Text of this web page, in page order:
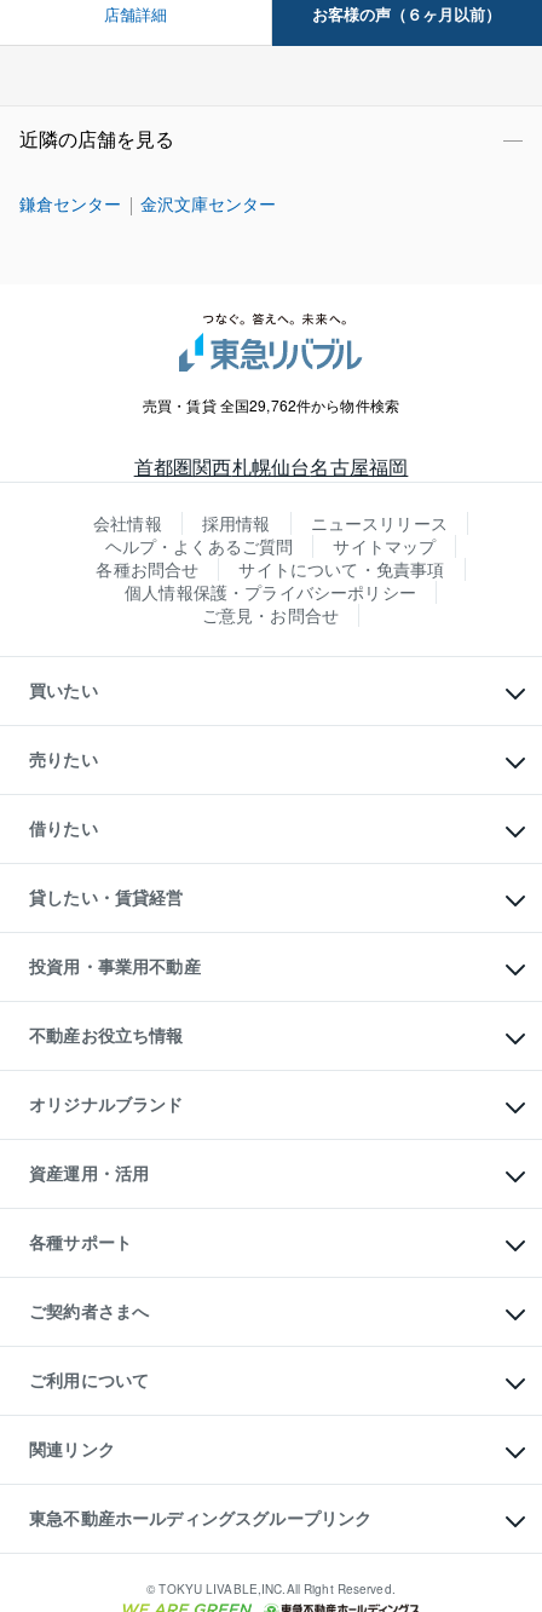
店舗詳細 お客様の声（６ヶ月以前）
近隣の店舗を見る
鎌倉センター 金沢文庫センター
売買・賃貸 全国29,762件から物件検索
首都圏関西札幌仙台名古屋福岡
会社情報 採用情報
ニュースリリース
ヘルプ・よくあるご質問
サイトマップ
各種お問合せ
サイトについて・免責事項
個人情報保護・プライバシーポリシー
ご意見・お問合せ
買いたい
新築・分譲マンションの購入
中古マンションの購入
一戸建ての購入
中古一戸建ての購入
不動産購入の流れ
注目キーワード物件特集
購入ガイド
English 繁体中文簡体中文
売りたい
一戸建ての売却・査定
土地の売却・査定
スピードAI査定
不動産査定について
不動産売却の流れ
不動産買換えの流れ
売却ガイド
借りたい
オフィス・店舗の賃貸
借りるときの流れ
借りるガイド
貸したい・賃貸経営
マンション賃料データ
賃貸管理プラン
リロケーションについて
貸すガイド
投資用・事業用不動産
事業用不動産
マンション投資
投資用マンション
アパート経営
収益物件
ビル購入（ビル一棟）
投資用不動産の売却査定
事業用不動産の売却査定
不動産お役立ち情報
マンションライブラリー
人気マンションランキング
暮らしに役立つ不動産メディア
不動産相場・不動産価格情報
不動産コラム・ニュース
不動産用語集
不動産なんでもネット相談室
住まいの税金
オリジナルブランド
一棟リノベーションマンション
L`GENTE（ルジェンテ）
区分リノベーションマンション
投資用一棟レジデンスWELL
不動産小口投資
LEGACIA（レガシア）
資産運用・活用
不動産M&A
アセットマネジメント・出資
各種サポート
相続サポート
リフォームサポート
ご契約者さまへ
ご紹介・再契約特典
入居者様専用-各種ご案内（賃貸）
東急こすもす会「こすもすWeb」
ご利用について
金融商品取引について
東急リバブル ソーシャルメディアポリシー
ご意見・お問い合わせ（金融商品取引専用の相談・お問い合わせ窓口）
ダイレクトメール（郵送物）・Eメールなどの送付停止について
関連リンク
これからご結婚される方に東急百貨店のブライダルクラブ
人材サービスのご用命は 東急リバブルスタッフ株式会社まで
東北の逸品を贈ります 東北すぐれものセレクション
東急不動産ホールディングスグループリンク
東急コミュニティー© TOKYU LIVABLE,INC.All Right Reserved.